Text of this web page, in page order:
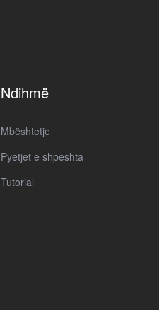
Ndihmë
Mbështetje
Pyetjet e shpeshta
Tutorial